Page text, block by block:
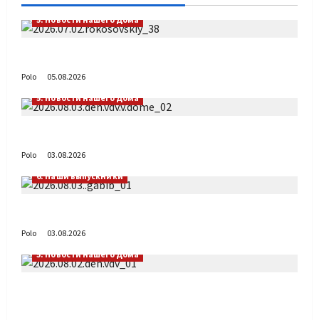
5. Новости нашего Дома
Polo
05.08.2026
5. Новости нашего Дома
Polo
03.08.2026
6. Наши выпускники
Polo
03.08.2026
5. Новости нашего Дома